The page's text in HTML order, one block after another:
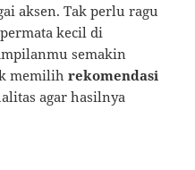
aksen. Tak perlu ragu
kecil di
semakin
memilihrekomendasi
agar hasilnya